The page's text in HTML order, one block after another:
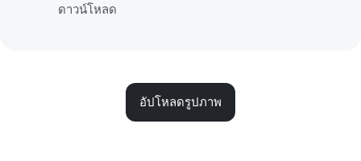
ดาวน์โหลด
อัปโหลดรูปภาพ